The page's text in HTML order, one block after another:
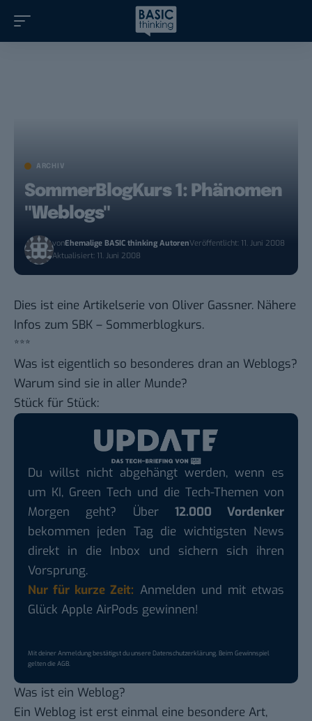
ARCHIV
SommerBlogKurs 1: Phänomen
"Weblogs"
vonEhemalige BASIC thinking AutorenVeröffentlicht: 11. Juni 2008
Aktualisiert: 11. Juni 2008
Dies ist eine Artikelserie von Oliver Gassner. Nähere
Infos zum SBK – Sommerblogkurs.
***
Was ist eigentlich so besonderes dran an Weblogs?
Warum sind sie in aller Munde?
Stück für Stück:
Du willst nicht abgehängt werden, wenn es
um KI, Green Tech und die Tech-Themen von
Morgen geht? Über 12.000 Vordenker
bekommen jeden Tag die wichtigsten News
direkt in die Inbox und sichern sich ihren
Vorsprung.
Nur für kurze Zeit: Anmelden und mit etwas
Glück Apple AirPods gewinnen!
Mit deiner Anmeldung bestätigst du unsereDatenschutzerklärung. Beim Gewinnspiel
gelten dieAGB.
Was ist ein Weblog?
Ein Weblog ist erst einmal eine besondere Art,